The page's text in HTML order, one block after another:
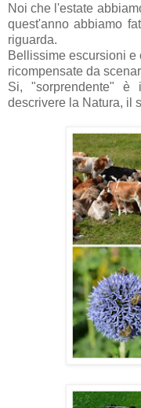
Noi che l'estate
quest'anno abbiamo
riguarda.
Bellissime escursioni e
ricompensate da
Si, "sorprendente"
descrivere la Natura, il